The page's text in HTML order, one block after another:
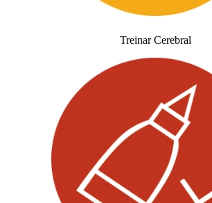
Treinar Cerebral